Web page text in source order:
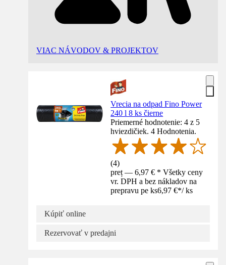
VIAC NÁVODOV & PROJEKTOV
Vrecia na odpad Fino Power
240 l 8 ks čierne
Priemerné hodnotenie: 4 z 5
hviezdičiek. 4 Hodnotenia.
(4)
preț — 6,97 € * Všetky ceny
vr. DPH a bez nákladov na
prepravu pe ks6,97 €*/ ks
Kúpiť online
Rezervovať v predajni